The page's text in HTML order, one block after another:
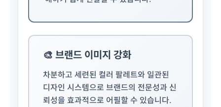
🎨 브랜드 이미지 강화
차분하고 세련된 컬러 팔레트와 일관된
디자인 시스템으로 브랜드의 전문성과 신
뢰성을 효과적으로 어필할 수 있습니다.